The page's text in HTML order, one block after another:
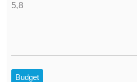
5,8
Budget